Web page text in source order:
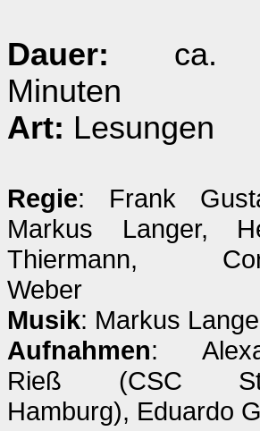
Dauer: ca.
Minuten
Art: Lesungen
Regie: Frank
Markus Langer,
Thiermann,
Weber
Musik: Markus
Aufnahmen:
Rieß (CSC
Hamburg), Eduardo